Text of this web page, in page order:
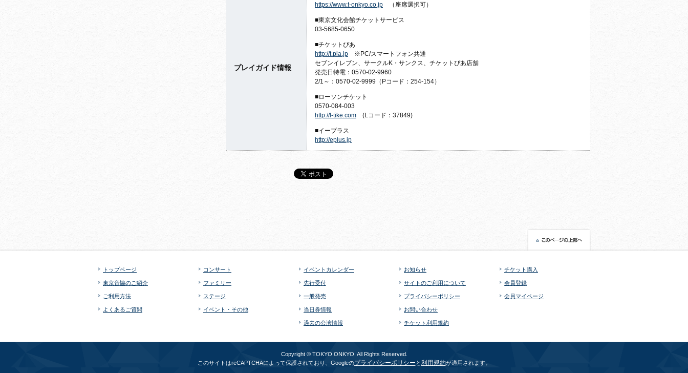
プレイガイド情報
https://www.t-onkyo.co.jp （座席選択可）
■東京文化会館チケットサービス
03-5685-0650
■チケットぴあ
http://t.pia.jp ※PC/スマートフォン共通
セブンイレブン、サークルK・サンクス、チケットぴあ店舗
発売日特電：0570-02-9960
2/1～：0570-02-9999（Pコード：254-154）
■ローソンチケット
0570-084-003
http://l-tike.com (Lコード：37849)
■イープラス
http://eplus.jp
トップページ
東京音協のご紹介
ご利用方法
よくあるご質問
コンサート
ファミリー
ステージ
イベント・その他
イベントカレンダー
先行受付
一般発売
当日券情報
過去の公演情報
お知らせ
サイトのご利用について
プライバシーポリシー
お問い合わせ
チケット利用規約
チケット購入
会員登録
会員マイページ
Copyright © TOKYO ONKYO. All Rights Reserved.
このサイトはreCAPTCHAによって保護されており、Googleのプライバシーポリシー と利用規約が適用されます。